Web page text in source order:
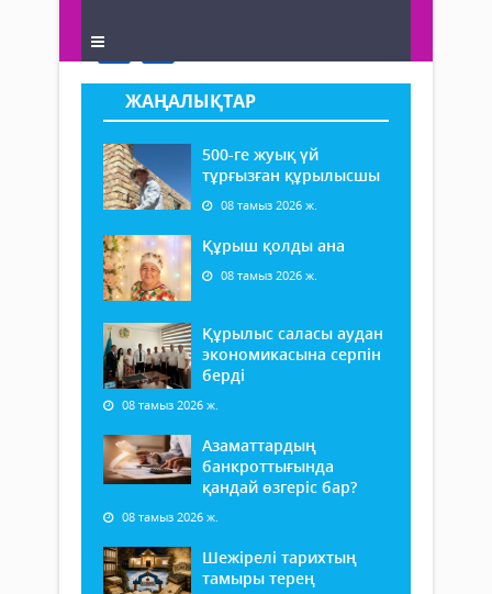
ЖАҢАЛЫҚТАР
500-ге жуық үй
тұрғызған құрылысшы
08 тамыз 2026 ж.
Құрыш қолды ана
08 тамыз 2026 ж.
Құрылыс саласы аудан
экономикасына серпін
берді
08 тамыз 2026 ж.
Азаматтардың
банкроттығында
қандай өзгеріс бар?
08 тамыз 2026 ж.
Шежірелі тарихтың
тамыры терең